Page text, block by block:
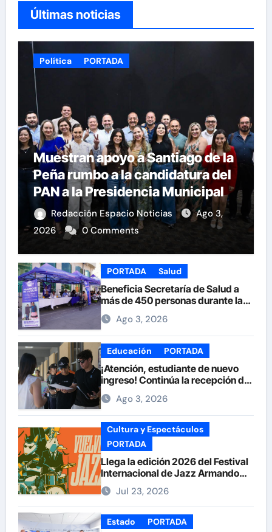
Últimas noticias
Política PORTADA
Muestran apoyo a Santiago de la
Peña rumbo a la candidatura del
PAN a la Presidencia Municipal
Redacción Espacio Noticias
Ago 3,
2026
0 Comments
PORTADA Salud
Beneficia Secretaría de Salud a
más de 450 personas durante la
Feria de la Salud en la Plaza de
ArmasAgo 3, 2026
Educación PORTADA
¡Atención, estudiante de nuevo
ingreso! Continúa la recepción de
documentos en la UACH.
Ago 3, 2026
Cultura y Espectáculos
PORTADA
Llega la edición 2026 del Festival
Internacional de Jazz Armando
Nuñez
Jul 23, 2026
Estado PORTADA